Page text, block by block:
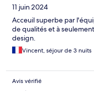
11 juin 2024
Acceuil superbe par
de qualités et à
design.
Vincent, séjour de 3 nuits
Avis vérifié